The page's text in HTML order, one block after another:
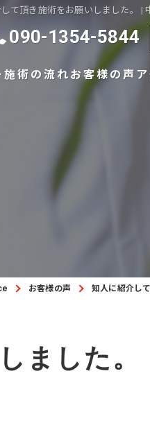
て頂き施術をお願いしました。 |
090-1354-5844
施術の流れ お客様の声
お客様の声 知人に紹介し
ました。